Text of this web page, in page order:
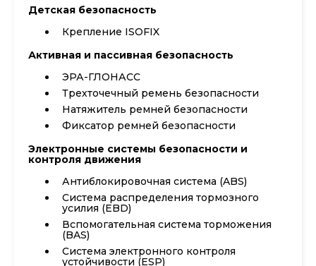
Детская безопасность
Крепление ISOFIX
Активная и пассивная безопасность
ЭРА-ГЛОНАСС
Трехточечный ремень безопасности
Натяжитель ремней безопасности
Фиксатор ремней безопасности
Электронные системы безопасности и
контроля движения
Антиблокировочная система (ABS)
Система распределения тормозного
усилия (EBD)
Вспомогательная система торможения
(BAS)
Система электронного контроля
устойчивости (ESP)